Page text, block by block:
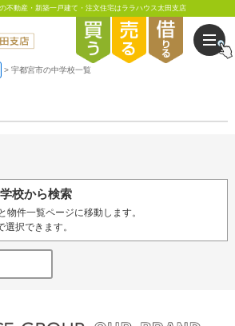
不動産・新築一戸建て・注文住宅はララハウス太田支店
宇都宮市の中学校一覧
校から検索
件一覧ページに移動します。
択できます。